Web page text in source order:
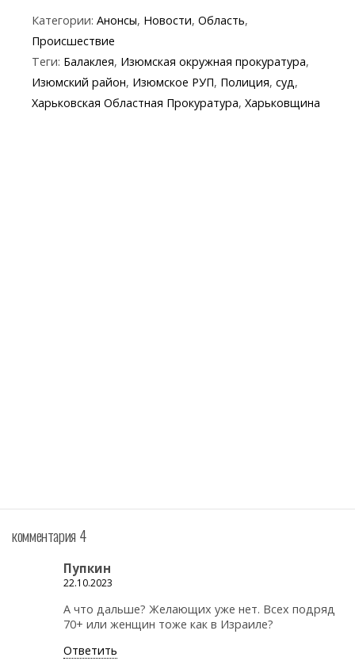
e
b
o
o
itt
er
e
gr
a
m
er at
s
A
p
y
p
e
t
l
Категории: Анонсы, Новости, Область,
Происшествие
Теги: Балаклея, Изюмская окружная прокуратура,
Изюмский район, Изюмское РУП, Полиция, суд,
Харьковская Областная Прокуратура, Харьковщина
комментария 4
Пупкин
22.10.2023
А что дальше? Желающих уже нет. Всех подряд
70+ или женщин тоже как в Израиле?
Ответить